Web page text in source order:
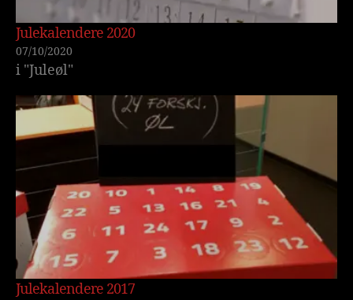
Julekalendere 2020
07/10/2020
i "Juleøl"
Julekalendere 2017